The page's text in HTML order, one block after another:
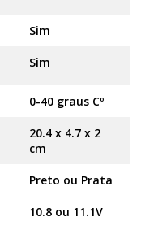
Sim
Sim
0-40 graus Cº
20.4 x 4.7 x 2
cm
Preto ou Prata
10.8 ou 11.1V